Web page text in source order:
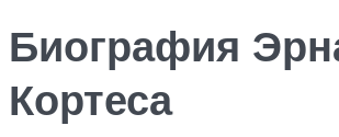
Биография
Кортеса